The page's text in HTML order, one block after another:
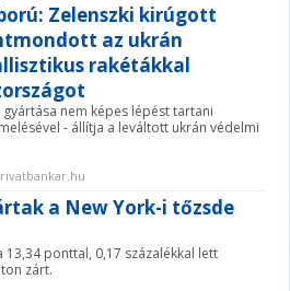
Zelenszki kirúgott
az ukrán
rakétákkal
nem képes lépést tartani
- állítja a leváltott ukrán védelmi
a New York-i tőzsde
13,34 ponttal, 0,17 százalékkal lett
zárt.